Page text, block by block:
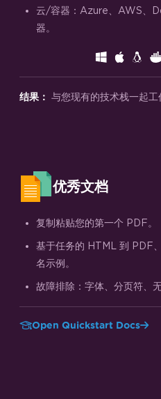
云/容器：Azure、AWS、
器。
结果： 与您现有的技术栈一起工
优秀文档
复制粘贴您的第一个 PDF。
基于任务的 HTML 到 PDF
名示例。
故障排除：字体、分页符、
Open Quickstart Docs